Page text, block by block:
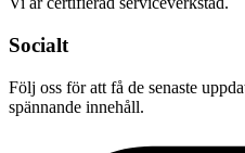
Socialt
Följ oss för att få de senaste
spännande innehåll.